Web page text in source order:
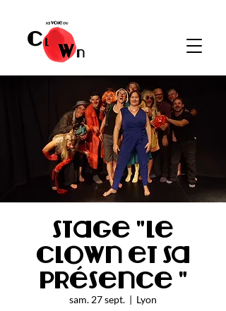
Stage "le
clown et sa
présence "
sam. 27 sept.
  |
Lyon